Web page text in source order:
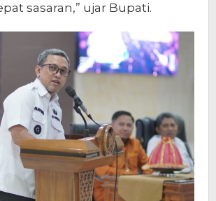
sasaran,” ujar Bupati.